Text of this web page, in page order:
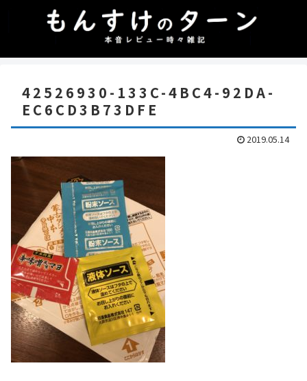
42526930-133C-4BC4-92DA-
EC6CD3B73DFE
2019.05.14